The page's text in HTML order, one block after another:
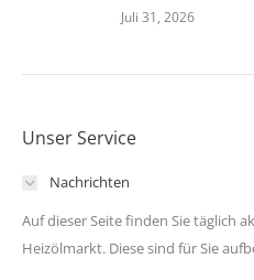
Juli 31, 2026
Unser Service
Nachrichten
Auf dieser Seite finden Sie täglich
Heizölmarkt. Diese sind für Sie